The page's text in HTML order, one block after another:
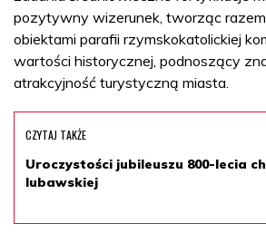
pozytywny wizerunek, tworząc
obiektami parafii rzymskokatolickiej
wartości historycznej, podnoszący
atrakcyjność turystyczną miasta.
CZYTAJ TAKŻE
Uroczystości jubileuszu 800-lecia
lubawskiej